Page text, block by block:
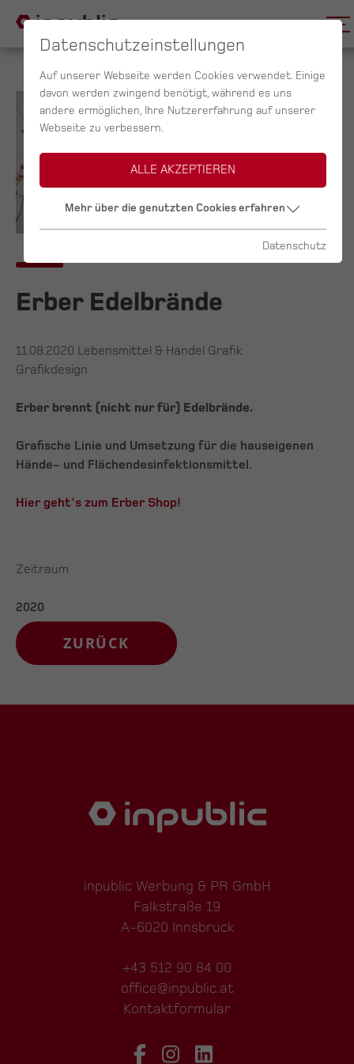
Erber Edelbrände
11.08.2020 Lebensmittel & Handel Grafik
Grafikdesign
Erber brennt (nicht nur für) Edelbrände.
Grafische Linie und Umsetzung für die hauseigenen
Hände- und Flächendesinfektionsmittel.
Hier geht's zum Erber Shop!
Zeitraum
2020
ZURÜCK
inpublic Werbung & PR GmbH
Falkstraße 19
A-6020 Innsbruck
+43 512 90 84 00
office@inpublic.at
Kontaktformular
Datenschutzeinstellungen
Auf unserer Webseite werden Cookies verwendet. Einige
davon werden zwingend benötigt, während es uns
andere ermöglichen, Ihre Nutzererfahrung auf unserer
Webseite zu verbessern.
ALLE AKZEPTIEREN
Mehr über die genutzten Cookies erfahren
Datenschutz